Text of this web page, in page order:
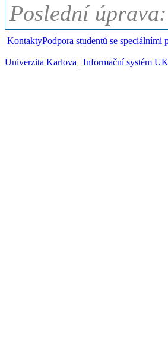
Poslední
KontaktyPodpora studentů se speciálními
Univerzita Karlova | Informační systém UK